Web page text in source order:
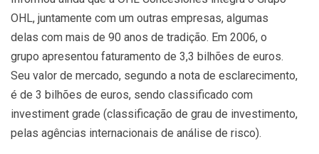
OHL, juntamente com um outras empresas, algumas
delas com mais de 90 anos de tradição. Em 2006, o
grupo apresentou faturamento de 3,3 bilhões de euros.
Seu valor de mercado, segundo a nota de esclarecimento,
é de 3 bilhões de euros, sendo classificado com
investiment grade (classificação de grau de investimento,
pelas agências internacionais de análise de risco).